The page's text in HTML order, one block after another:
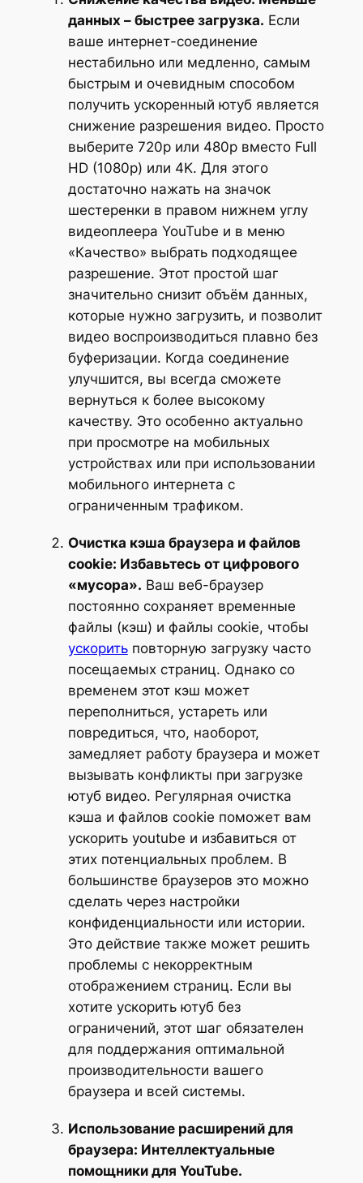
данных – быстрее загрузка. Если
ваше интернет-соединение
нестабильно или медленно, самым
быстрым и очевидным способом
получить ускоренный ютуб является
снижение разрешения видео. Просто
выберите 720p или 480p вместо Full
HD (1080p) или 4K. Для этого
достаточно нажать на значок
шестеренки в правом нижнем углу
видеоплеера YouTube и в меню
«Качество» выбрать подходящее
разрешение. Этот простой шаг
значительно снизит объём данных,
которые нужно загрузить, и позволит
видео воспроизводиться плавно без
буферизации. Когда соединение
улучшится, вы всегда сможете
вернуться к более высокому
качеству. Это особенно актуально
при просмотре на мобильных
устройствах или при использовании
мобильного интернета с
ограниченным трафиком.
Очистка кэша браузера и файлов
cookie: Избавьтесь от цифрового
«мусора». Ваш веб-браузер
постоянно сохраняет временные
файлы (кэш) и файлы cookie, чтобы
ускоритьповторную загрузку часто
посещаемых страниц. Однако со
временем этот кэш может
переполниться, устареть или
повредиться, что, наоборот,
замедляет работу браузера и может
вызывать конфликты при загрузке
ютуб видео. Регулярная очистка
кэша и файлов cookie поможет вам
ускорить youtube и избавиться от
этих потенциальных проблем. В
большинстве браузеров это можно
сделать через настройки
конфиденциальности или истории.
Это действие также может решить
проблемы с некорректным
отображением страниц. Если вы
хотите ускорить ютуб без
ограничений, этот шаг обязателен
для поддержания оптимальной
производительности вашего
браузера и всей системы.
Использование расширений для
браузера: Интеллектуальные
помощники для YouTube.